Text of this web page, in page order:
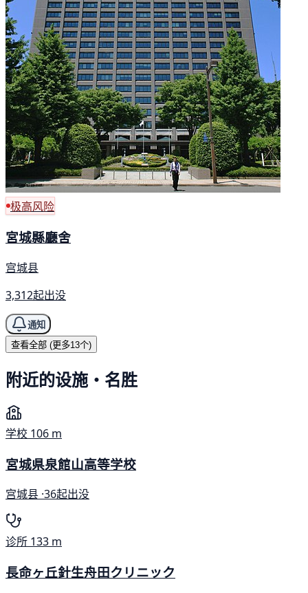
极高风险
宮城縣廳舍
宫城县
3,312起出没
通知
查看全部 (更多13个)
附近的设施・名胜
学校 106 m
宮城県泉館山高等学校
宫城县 ·36起出没
诊所 133 m
長命ヶ丘針生舟田クリニック